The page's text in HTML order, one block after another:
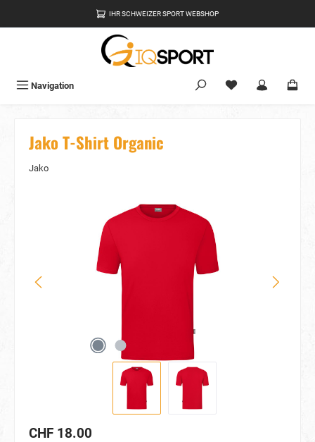
IHR SCHWEIZER SPORT WEBSHOP
Navigation Du hast 0
Jako T-Shirt Organic
Jako
Bildergalerie überspringen
CHF 18.00